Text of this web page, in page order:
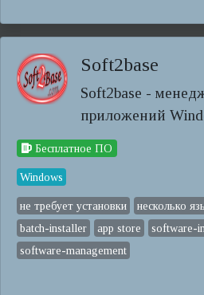
Soft2base
Soft2base -
приложений
Бесплатное ПО
Windows
не требует установки несколько
batch-installer
app store
software-
software-management